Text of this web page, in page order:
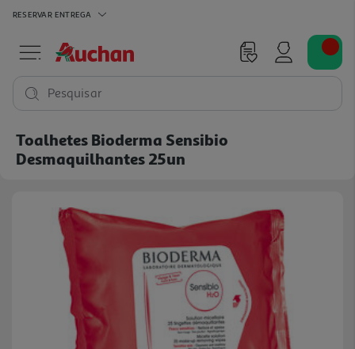
RESERVAR ENTREGA
Pesquisar
Toalhetes Bioderma Sensibio
Desmaquilhantes 25un